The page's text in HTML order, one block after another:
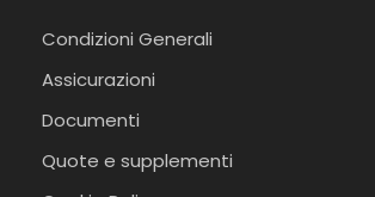
Condizioni Generali
Assicurazioni
Documenti
Quote e supplementi